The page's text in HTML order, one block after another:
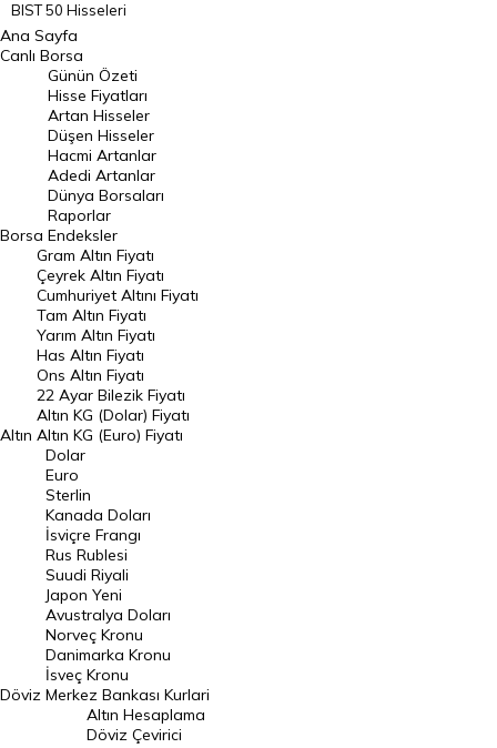
BIST 50 Hisseleri
BIST 100 Hisseleri
En Çok Artan Hisseler
En Çok Düşen Hisseler
Hacmi Artanlar
Geçmiş Kapanışlar
Dünya Borsaları
Raporlar
Endeksler
DÖVİZ
Döviz Kuru
Dolar Kuru
Euro Kuru
Pound Kuru
Frank Kuru
Riyal Kuru
Avustralya Doları
Danimarka Kronu Kuru
Kanada Doları Kuru
Norveç Kronu Kuru
İsveç Kronu Kuru
Ana Sayfa
Canlı Borsa
Borsa
Günün Özeti
Hisse Fiyatları
Artan Hisseler
Düşen Hisseler
Hacmi Artanlar
Adedi Artanlar
Dünya Borsaları
Raporlar
Endeksler
Altın
Gram Altın Fiyatı
Çeyrek Altın Fiyatı
Cumhuriyet Altını Fiyatı
Tam Altın Fiyatı
Yarım Altın Fiyatı
Has Altın Fiyatı
Ons Altın Fiyatı
22 Ayar Bilezik Fiyatı
Altın KG (Dolar) Fiyatı
Altın KG (Euro) Fiyatı
Döviz
Dolar
Euro
Sterlin
Kanada Doları
İsviçre Frangı
Rus Rublesi
Suudi Riyali
Japon Yeni
Avustralya Doları
Norveç Kronu
Danimarka Kronu
İsveç Kronu
Merkez Bankası Kurlari
Altın Hesaplama
Döviz Çevirici